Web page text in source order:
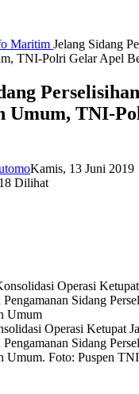
Maritim Jelang Sidang
TNI-Polri Gelar Apel
Umum, TNI-
Kamis, 13 Juni 2019
Dilihat
Operasi Ketupat
Pengamanan Sidang
Umum. Foto: Puspen TNI